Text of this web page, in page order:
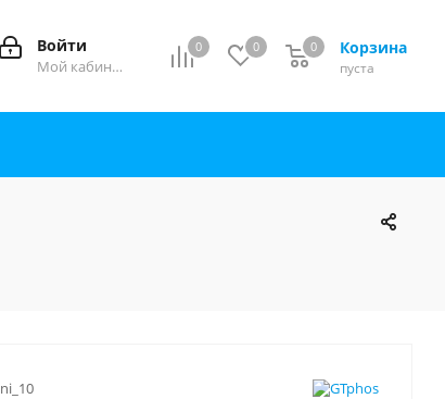
0 0 Корзина
0
пуста
0
Войти
Мой кабинет